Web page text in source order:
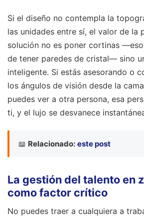
Si el diseño no contempla la
las unidades entre sí, el valor de la
solución no es poner cortinas
de tener paredes de cristal— sino
inteligente. Si estás asesorando o
los ángulos de visión desde la
puedes ver a otra persona, esa
ti, y el lujo se desvanece
📖 Relacionado: este post
La gestión del talento en
como factor crítico
No puedes traer a cualquiera a